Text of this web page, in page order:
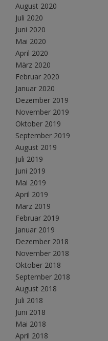
August 2020
Juli 2020
Juni 2020
Mai 2020
April 2020
März 2020
Februar 2020
Januar 2020
Dezember 2019
November 2019
Oktober 2019
September 2019
August 2019
Juli 2019
Juni 2019
Mai 2019
April 2019
März 2019
Februar 2019
Januar 2019
Dezember 2018
November 2018
Oktober 2018
September 2018
August 2018
Juli 2018
Juni 2018
Mai 2018
April 2018